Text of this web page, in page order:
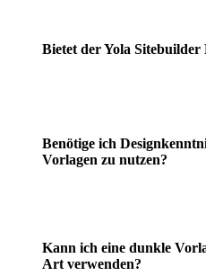
Bietet der Yola
Benötige ich
Vorlagen zu nutzen?
Kann ich eine dunkle
Art verwenden?